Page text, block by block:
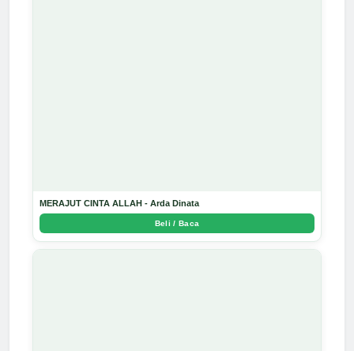
MERAJUT CINTA ALLAH - Arda Dinata
Beli / Baca